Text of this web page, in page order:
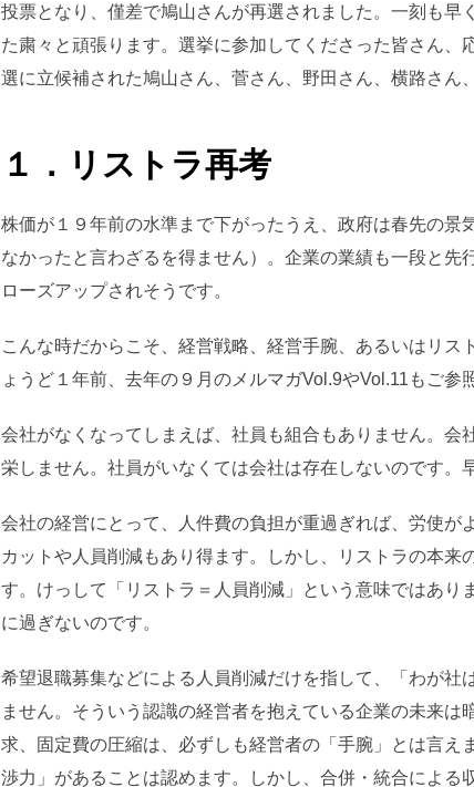
投票となり、僅差で鳩山さんが再選されました。一刻も早
た粛々と頑張ります。選挙に参加してくださった皆さん
選に立候補された鳩山さん、菅さん、野田さん、横路さん
１．リストラ再考
株価が１９年前の水準まで下がったうえ、政府は春先の
なかったと言わざるを得ません）。企業の業績も一段と
ローズアップされそうです。
こんな時だからこそ、経営戦略、経営手腕、あるいはリ
ょうど１年前、去年の９月のメルマガVol.9やVol.11もご
会社がなくなってしまえば、社員も組合もありません。
栄しません。社員がいなくては会社は存在しないのです。
会社の経営にとって、人件費の負担が重過ぎれば、労使
カットや人員削減もあり得ます。しかし、リストラの本
す。けっして「リストラ＝人員削減」という意味ではあ
に過ぎないのです。
希望退職募集などによる人員削減だけを指して、「わが社
ません。そういう認識の経営者を抱えている企業の未来
求、固定費の圧縮は、必ずしも経営者の「手腕」とは言
渉力」があることは認めます。しかし、合併・統合によ